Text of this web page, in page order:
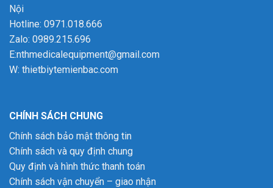
Nội
Hotline: 0971.018.666
Zalo: 0989.215.696
E:nthmedicalequipment@gmail.com
W: thietbiytemienbac.com
CHÍNH SÁCH CHUNG
Chính sách bảo mật thông tin
Chính sách và quy định chung
Quy định và hình thức thanh toán
Chính sách vận chuyển – giao nhận